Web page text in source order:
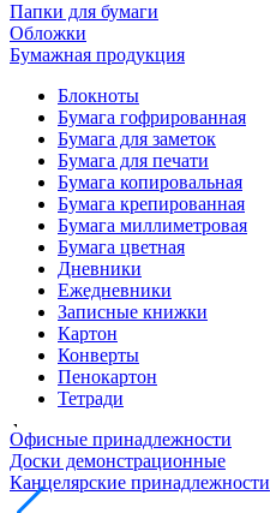
Папки для бумаги
Обложки
Бумажная продукция
Блокноты
Бумага гофрированная
Бумага для заметок
Бумага для печати
Бумага копировальная
Бумага крепированная
Бумага миллиметровая
Бумага цветная
Дневники
Ежедневники
Записные книжки
Картон
Конверты
Пенокартон
Тетради
Офисные принадлежности
Доски демонстрационные
Канцелярские принадлежности